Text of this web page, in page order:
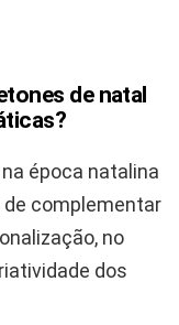
de natal
época natalina
complementar
no
dos